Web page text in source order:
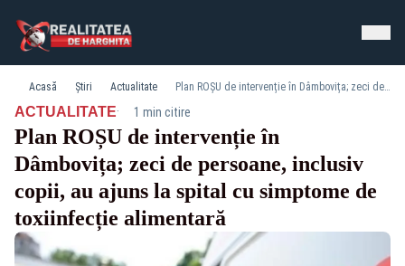
Acasă Știri Actualitate Plan ROȘU de intervenție în Dâmbovița; zeci de persoane, inclusiv copii, au ajuns la spital cu simptome de toxiinfecție alimentară
ACTUALITATE· 1 min citire
Plan ROȘU de intervenție în
Dâmbovița; zeci de persoane, inclusiv
copii, au ajuns la spital cu simptome de
toxiinfecție alimentară